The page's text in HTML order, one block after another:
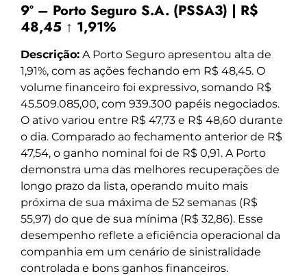
9º – Porto Seguro S.A. (PSSA3) | R$
48,45 ↑ 1,91%
Descrição: A Porto Seguro apresentou alta de
1,91%, com as ações fechando em R$ 48,45. O
volume financeiro foi expressivo, somando R$
45.509.085,00, com 939.300 papéis negociados.
O ativo variou entre R$ 47,73 e R$ 48,60 durante
o dia. Comparado ao fechamento anterior de R$
47,54, o ganho nominal foi de R$ 0,91. A Porto
demonstra uma das melhores recuperações de
longo prazo da lista, operando muito mais
próxima de sua máxima de 52 semanas (R$
55,97) do que de sua mínima (R$ 32,86). Esse
desempenho reflete a eficiência operacional da
companhia em um cenário de sinistralidade
controlada e bons ganhos financeiros.